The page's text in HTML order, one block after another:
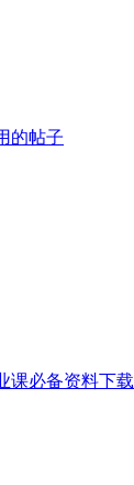
的帖子
课必备资料下载